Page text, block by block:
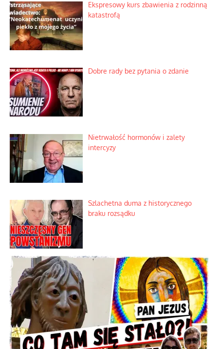
Ekspresowy kurs zbawienia z rodzinną
katastrofą
Dobre rady bez pytania o zdanie
Nietrwałość hormonów i zalety
intercyzy
Szlachetna duma z historycznego
braku rozsądku